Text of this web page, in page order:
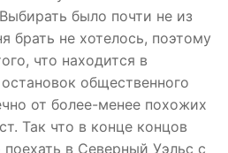
было почти не из
брать не хотелось, поэтому
что находится в
общественного
от более-менее похожих
Так что в конце концов
в Северный Уэльс с